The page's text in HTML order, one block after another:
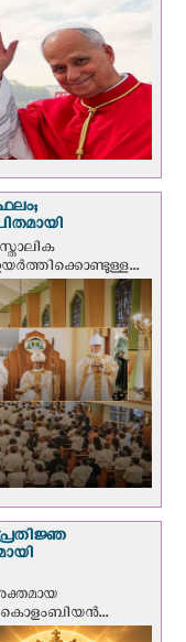
കൊളംബിയന്‍...